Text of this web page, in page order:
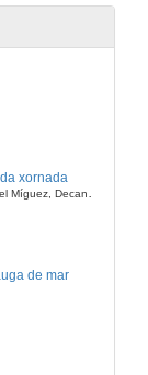
xornada
Intervención de Jesús Manuel Míguez, Decano da Facultade de Bioloxía
de mar